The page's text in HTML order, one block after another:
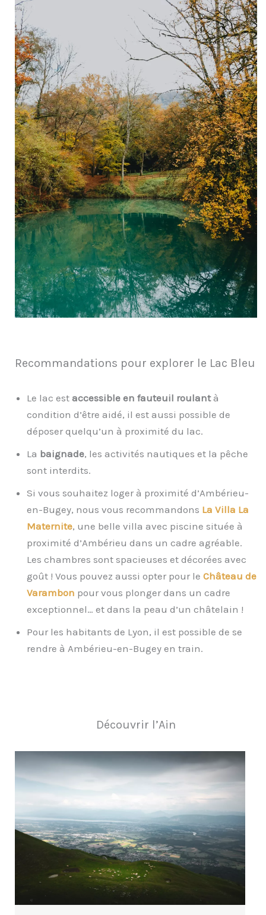
Recommandations pour explorer le Lac Bleu
Le lac est accessible en fauteuil roulantà
condition d’être aidé, il est aussi possible de
déposer quelqu’un à proximité du lac.
La baignade, les activités nautiques et la pêche
sont interdits.
Si vous souhaitez loger à proximité d’Ambérieu-
en-Bugey, nous vous recommandons La Villa La
Maternite, une belle villa avec piscine située à
proximité d’Ambérieu dans un cadre agréable.
Les chambres sont spacieuses et décorées avec
goût ! Vous pouvez aussi opter pour le Château de
Varambon pour vous plonger dans un cadre
exceptionnel… et dans la peau d’un châtelain !
Pour les habitants de Lyon, il est possible de se
rendre à Ambérieu-en-Bugey en train.
Découvrir l’Ain